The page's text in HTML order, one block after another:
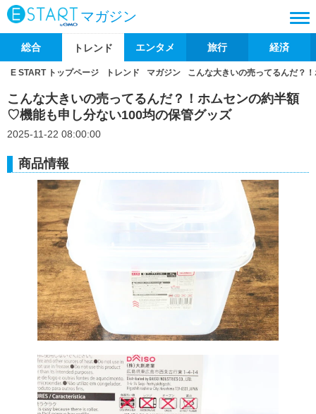
マガジン
総合 トレンド エンタメ 旅行 経済
E START トップページ トレンド マガジン こんな大きいの売ってるんだ？
こんな大きいの売ってるんだ？！ホムセンの約半額
♡機能も申し分ない100均の保管グッズ
2025-11-22 08:00:00
商品情報